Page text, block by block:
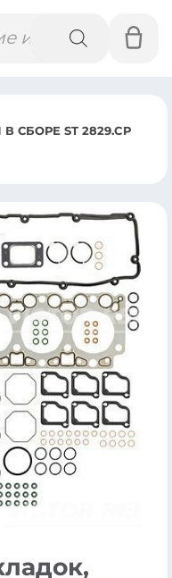
СБОРЕ ST 2829.CP